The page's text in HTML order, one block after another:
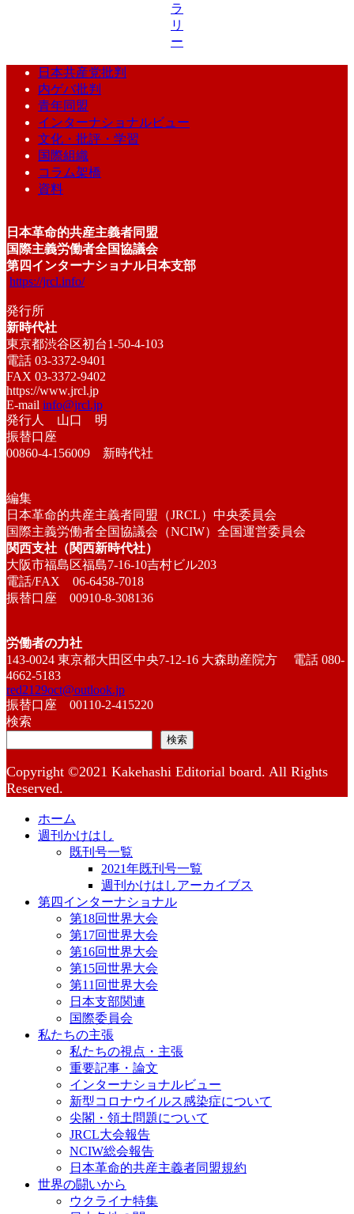
ラ
リ
ー
日本共産党批判
内ゲバ批判
青年同盟
インターナショナルビュー
文化・批評・学習
国際組織
コラム架橋
資料
日本革命的共産主義者同盟
国際主義労働者全国協議会
第四インターナショナル日本支部
https://jrcl.info/
発行所
新時代社
東京都渋谷区初台1-50-4-103
電話 03-3372-9401
FAX 03-3372-9402
https://www.jrcl.jp
E-mail info@jrcl.jp
発行人 山口 明
振替口座
00860-4-156009 新時代社
編集
日本革命的共産主義者同盟（JRCL）中央委員会
国際主義労働者全国協議会（NCIW）全国運営委員会
関西支社（関西新時代社）
大阪市福島区福島7-16-10吉村ビル203
電話/FAX 06-6458-7018
振替口座 00910-8-308136
労働者の力社
143-0024 東京都大田区中央7-12-16 大森助産院方 電話 080-
4662-5183
red2129oct@outlook.jp
振替口座 00110-2-415220
検索
検索
Copyright ©2021 Kakehashi Editorial board. All Rights
Reserved.
ホーム
週刊かけはし
既刊号一覧
2021年既刊号一覧
週刊かけはしアーカイブス
第四インターナショナル
第18回世界大会
第17回世界大会
第16回世界大会
第15回世界大会
第11回世界大会
日本支部関連
国際委員会
私たちの主張
私たちの視点・主張
重要記事・論文
インターナショナルビュー
新型コロナウイルス感染症について
尖閣・領土問題について
JRCL大会報告
NCIW総会報告
日本革命的共産主義者同盟規約
世界の闘いから
ウクライナ特集